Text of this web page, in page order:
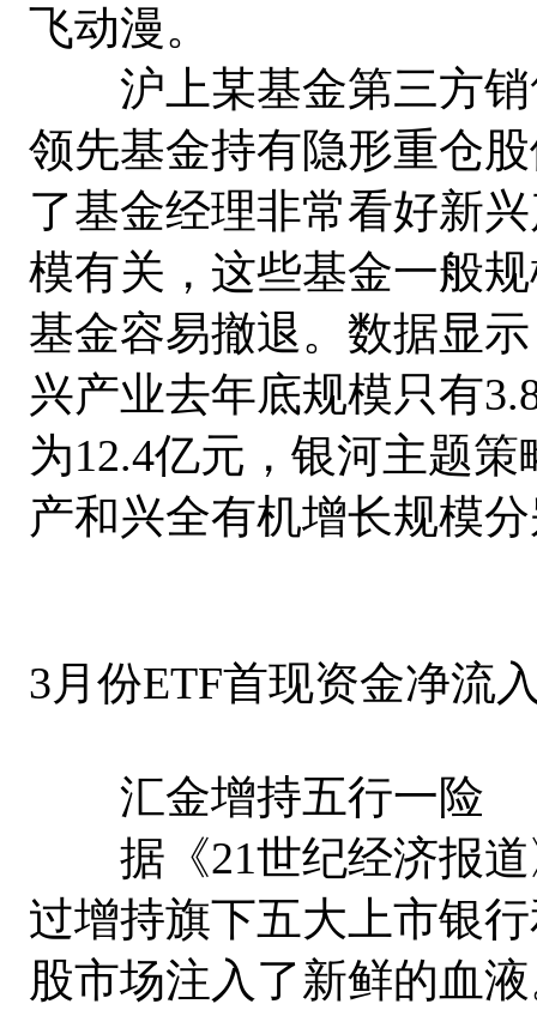
飞动漫。
沪上某基金第三方销
领先基金持有隐形重仓
了基金经理非常看好新
模有关，这些基金一般
基金容易撤退。数据显
兴产业去年底规模只有
为12.4亿元，银河主题
产和兴全有机增长规模
3月份ETF首现资金净流
汇金增持五行一险
据《21世纪经济报道
过增持旗下五大上市银
股市场注入了新鲜的血